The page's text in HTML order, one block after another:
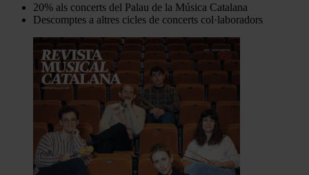
20% als concerts del Palau de la Música Catalana
Descomptes a altres cicles de concerts col·laboradors